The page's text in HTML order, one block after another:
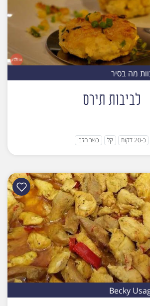
מה בסיר
לביבות תירס
כ-20 דקות קל כשר חלבי
Becky